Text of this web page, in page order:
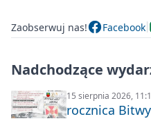
Zaobserwuj nas! Facebook
Nadchodzące
15 sierpnia 2026,
rocznica